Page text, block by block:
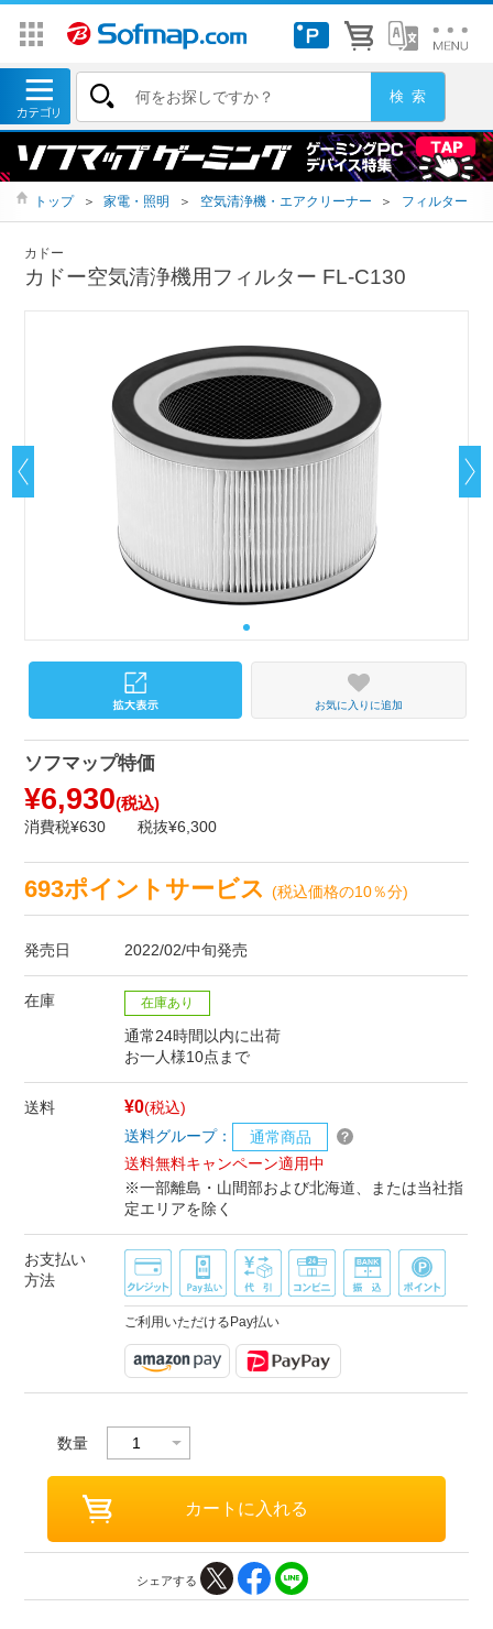
トップ ＞ 家電・照明 ＞ 空気清浄機・エアクリーナー ＞ フィルター
カドー
カドー空気清浄機用フィルター FL-C130
お気に入りに追加
ソフマップ特価
¥6,930(税込)
消費税¥630 税抜¥6,300
693ポイントサービス(税込価格の10％分)
発売日 2022/02/中旬発売
在庫 在庫あり
通常24時間以内に出荷
お一人様10点まで
送料 ¥0(税込)
送料グループ：
通常商品
送料無料キャンペーン適用中
※一部離島・山間部および北海道、または当社指
定エリアを除く
お支払い
方法
ご利用いただけるPay払い
数量
シェアする